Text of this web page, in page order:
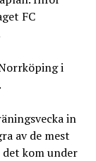
FC
i
in
av de mest
det kom under